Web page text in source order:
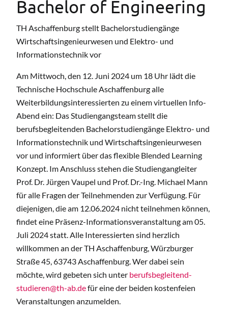
Bachelor of Engineering
TH Aschaffenburg stellt Bachelorstudiengänge
Wirtschaftsingenieurwesen und Elektro- und
Informationstechnik vor
Am Mittwoch, den 12. Juni 2024 um 18 Uhr lädt die
Technische Hochschule Aschaffenburg alle
Weiterbildungsinteressierten zu einem virtuellen Info-
Abend ein: Das Studiengangsteam stellt die
berufsbegleitenden Bachelorstudiengänge Elektro- und
Informationstechnik und Wirtschaftsingenieurwesen
vor und informiert über das flexible Blended Learning
Konzept. Im Anschluss stehen die Studiengangleiter
Prof. Dr. Jürgen Vaupel und Prof. Dr.-Ing. Michael Mann
für alle Fragen der Teilnehmenden zur Verfügung. Für
diejenigen, die am 12.06.2024 nicht teilnehmen können,
findet eine Präsenz-Informationsveranstaltung am 05.
Juli 2024 statt. Alle Interessierten sind herzlich
willkommen an der TH Aschaffenburg, Würzburger
Straße 45, 63743 Aschaffenburg. Wer dabei sein
möchte, wird gebeten sich unter berufsbegleitend-
studieren@th-ab.defür eine der beiden kostenfeien
Veranstaltungen anzumelden.